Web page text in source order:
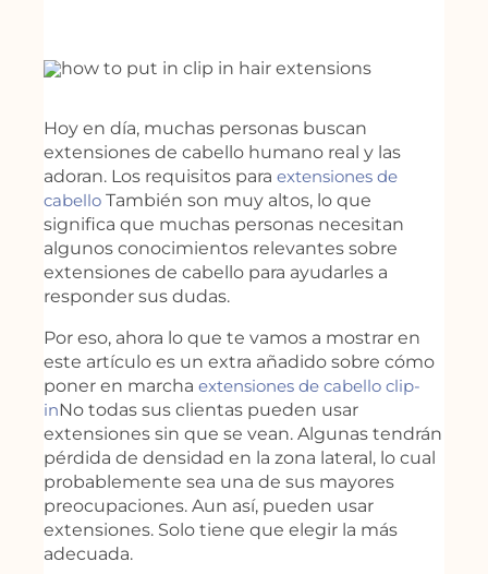
Hoy en día, muchas personas buscan
extensiones de cabello humano real y las
adoran. Los requisitos para extensiones de
cabelloTambién son muy altos, lo que
significa que muchas personas necesitan
algunos conocimientos relevantes sobre
extensiones de cabello para ayudarles a
responder sus dudas.
Por eso, ahora lo que te vamos a mostrar en
este artículo es un extra añadido sobre cómo
poner en marcha extensiones de cabello clip-
inNo todas sus clientas pueden usar
extensiones sin que se vean. Algunas tendrán
pérdida de densidad en la zona lateral, lo cual
probablemente sea una de sus mayores
preocupaciones. Aun así, pueden usar
extensiones. Solo tiene que elegir la más
adecuada.